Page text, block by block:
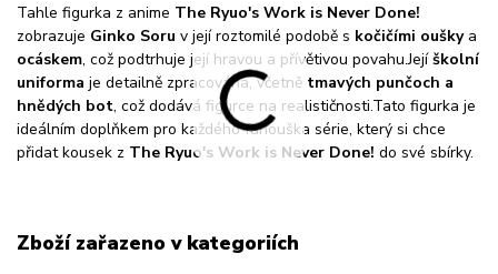
Tahle figurka z anime The Ryuo's Work is Never Done!
zobrazuje Ginko Soru v její roztomilé podobě s kočičími ouškya
ocáskem, což podtrhuje její hravou a přívětivou povahu.Jejíškolní
uniforma je detailně zpracována, včetně tmavých punčoch a
hnědých bot, což dodává figurce na realističnosti.Tato figurka je
ideálním doplňkem pro každého fanouška série, který si chce
přidat kousek z The Ryuo's Work is Never Done! do své sbírky.
Zboží zařazeno v kategoriích